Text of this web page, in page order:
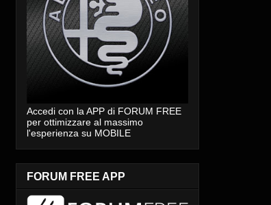
Accedi con la APP di FORUM FREE
per ottimizzare al massimo
l'esperienza su MOBILE
FORUM FREE APP